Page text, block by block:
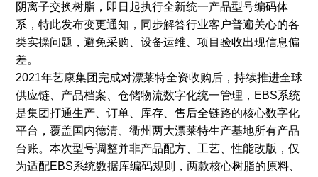
阴离子交换树脂，即日起执行全新统一产品型号编码体
系，特此发布变更通知，同步解答行业客户普遍关心的各
类实操问题，避免采购、设备运维、项目验收出现信息偏
差。
2021年艺康集团完成对漂莱特全资收购后，持续推进全球
供应链、产品档案、仓储物流数字化统一管理，EBS系统
是集团打通生产、订单、库存、售后全链路的核心数字化
平台，覆盖国内德清、衢州两大漂莱特生产基地所有产品
台账。本次型号调整并非产品配方、工艺、性能改版，仅
为适配EBS系统数据库编码规则，两款核心树脂的原料、